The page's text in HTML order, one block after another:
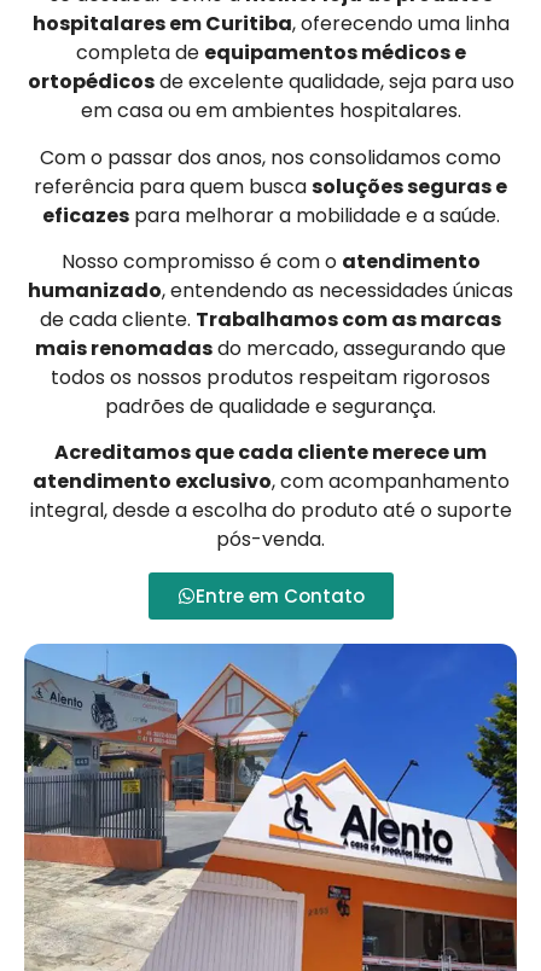
hospitalares em Curitiba, oferecendo uma linha
completa de equipamentos médicos e
ortopédicosde excelente qualidade, seja para uso
em casa ou em ambientes hospitalares.
Com o passar dos anos, nos consolidamos como
referência para quem buscasoluções seguras e
eficazespara melhorar a mobilidade e a saúde.
Nosso compromisso é com o atendimento
humanizado, entendendo as necessidades únicas
de cada cliente. Trabalhamos com as marcas
mais renomadasdo mercado, assegurando que
todos os nossos produtos respeitam rigorosos
padrões de qualidade e segurança.
Acreditamos que cada cliente merece um
atendimento exclusivo, com acompanhamento
integral, desde a escolha do produto até o suporte
pós-venda.
Entre em Contato